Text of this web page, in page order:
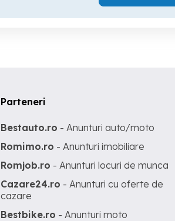
Parteneri
Bestauto.ro - Anunturi auto/moto
Romimo.ro - Anunturi imobiliare
Romjob.ro - Anunturi locuri de munca
Cazare24.ro - Anunturi cu oferte de
cazare
Bestbike.ro - Anunturi moto